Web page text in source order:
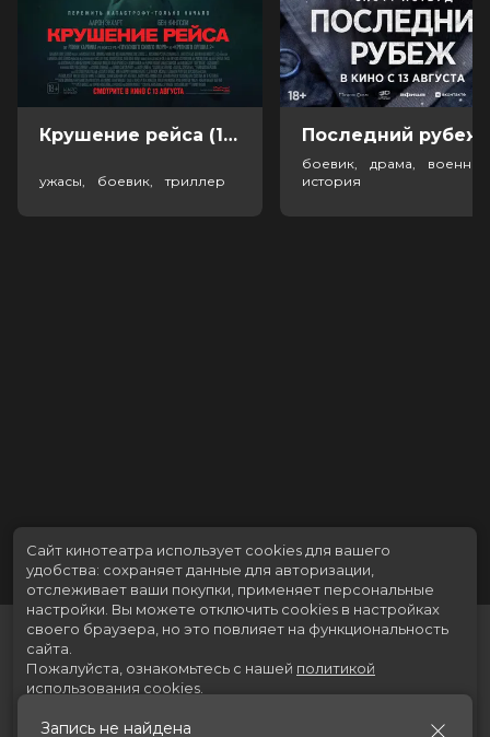
Крушение рейса (18+)
ужасы, боевик, триллер
боевик, драма,
история
Запись не найдена
Сайт кинотеатра использует cookies для вашего
удобства: сохраняет данные для авторизации,
отслеживает ваши покупки, применяет персональные
настройки. Вы можете отключить cookies в настройках
своего браузера, но это повлияет на функциональность
сайта.
Пожалуйста, ознакомьтесь с нашей политикой
использования cookies